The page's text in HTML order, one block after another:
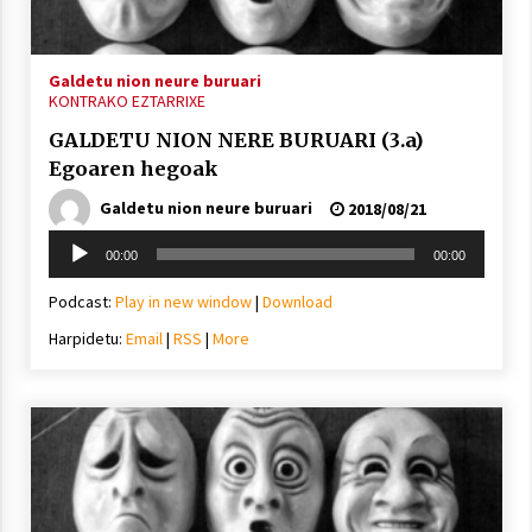
2021/11/25
Mahai-ingurua: irratia, podcastak
eta ondoren zer?
2021/11/12
Arrosaren IX. Topaketak – Mila
esker guztioi!
2021/11/11
Galdetu nion neure buruari
KONTRAKO EZTARRIXE
GALDETU NION NERE BURUARI (3.a)
Egoaren hegoak
Galdetu nion neure buruari
2018/08/21
Soinu
erreproduzigailua
00:00 00:00
Podcast: Play in new window| Download
Harpidetu: Email| RSS | More